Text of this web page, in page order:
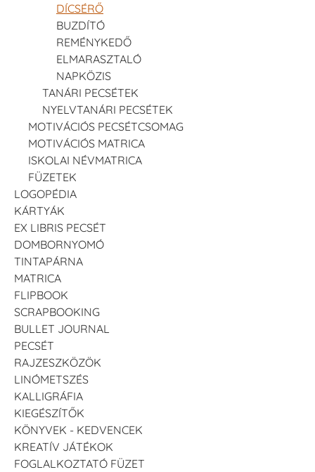
DÍCSÉRŐ
BUZDÍTÓ
REMÉNYKEDŐ
ELMARASZTALÓ
NAPKÖZIS
TANÁRI PECSÉTEK
NYELVTANÁRI PECSÉTEK
MOTIVÁCIÓS PECSÉTCSOMAG
MOTIVÁCIÓS MATRICA
ISKOLAI NÉVMATRICA
FÜZETEK
LOGOPÉDIA
KÁRTYÁK
EX LIBRIS PECSÉT
DOMBORNYOMÓ
TINTAPÁRNA
MATRICA
FLIPBOOK
SCRAPBOOKING
BULLET JOURNAL
PECSÉT
RAJZESZKÖZÖK
LINÓMETSZÉS
KALLIGRÁFIA
KIEGÉSZÍTŐK
KÖNYVEK - KEDVENCEK
KREATÍV JÁTÉKOK
FOGLALKOZTATÓ FÜZET